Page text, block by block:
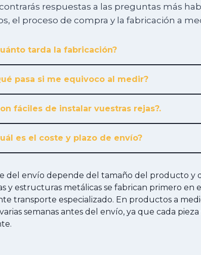
respuestas a las preguntas más
el proceso de compra y la fabricación a
tarda la fabricación?
pasa si me equivoco al medir?
fáciles de instalar vuestras rejas?.
es el coste y plazo de envío?
del envío depende del tamaño del producto y
y estructuras metálicas se fabrican primero en
transporte especializado. En productos a
semanas antes del envío, ya que cada